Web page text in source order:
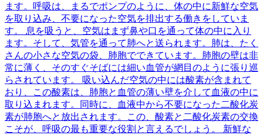
ます。呼吸は、まるでポンプのように、体の中に新鮮な空気
を取り込み、不要になった空気を排出する働きをしていま
す。 息を吸うと、空気はまず鼻や口を通って体の中に入り
ます。そして、気管を通って肺へと送られます。肺は、たく
さんの小さな空気の袋、肺胞でできています。肺胞の壁は非
常に薄く、そのすぐそばには細い血管が網目のように張り巡
らされています。 吸い込んだ空気の中には酸素が含まれて
おり、この酸素は、肺胞と血管の薄い壁を介して血液の中に
取り込まれます。同時に、血液中から不要になった二酸化炭
素が肺胞へと放出されます。この、酸素と二酸化炭素の交換
こそが、呼吸の最も重要な役割と言えるでしょう。 新鮮な